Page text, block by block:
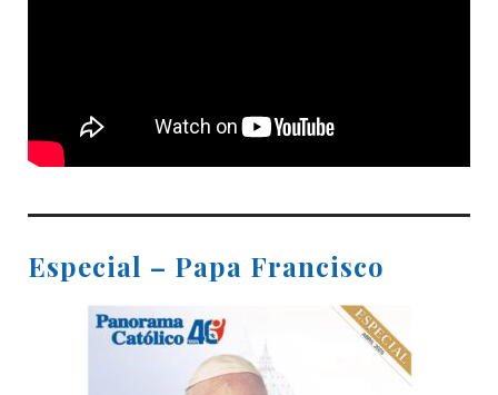
Especial – Papa Francisco